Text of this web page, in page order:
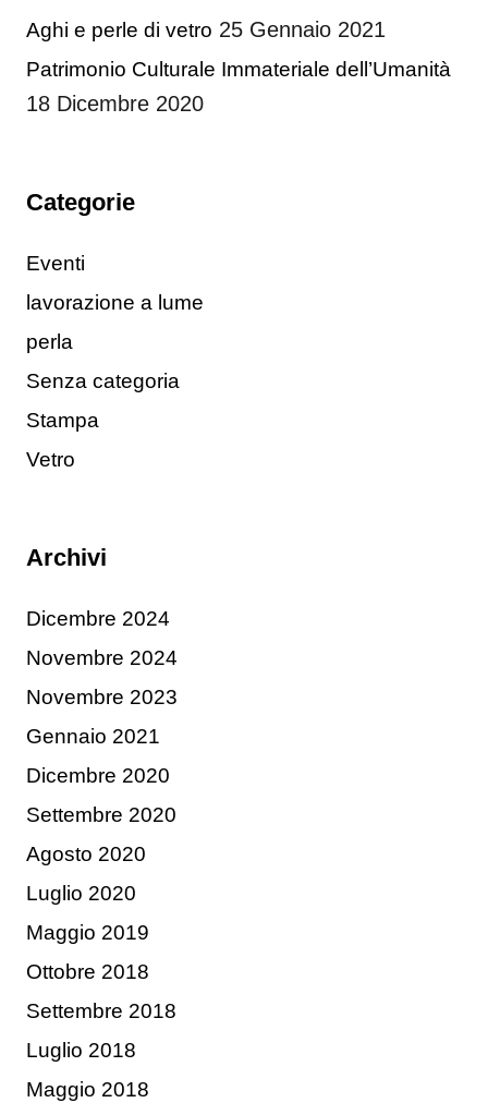
Aghi e perle di vetro 25 Gennaio 2021
Patrimonio Culturale Immateriale dell’Umanità
18 Dicembre 2020
Categorie
Eventi
lavorazione a lume
perla
Senza categoria
Stampa
Vetro
Archivi
Dicembre 2024
Novembre 2024
Novembre 2023
Gennaio 2021
Dicembre 2020
Settembre 2020
Agosto 2020
Luglio 2020
Maggio 2019
Ottobre 2018
Settembre 2018
Luglio 2018
Maggio 2018